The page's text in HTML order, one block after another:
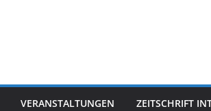
VERANSTALTUNGEN ZEITSCHRIFT